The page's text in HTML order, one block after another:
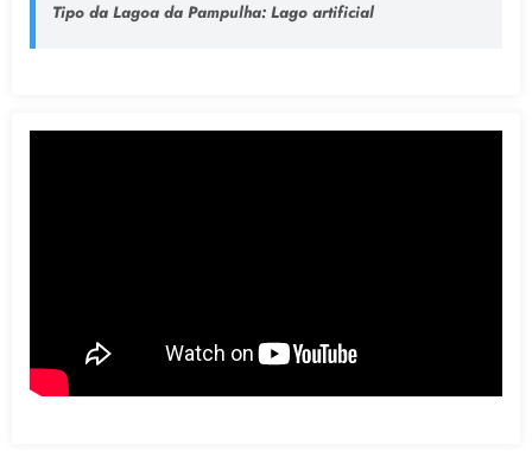
Tipo da Lagoa da Pampulha: Lago artificial